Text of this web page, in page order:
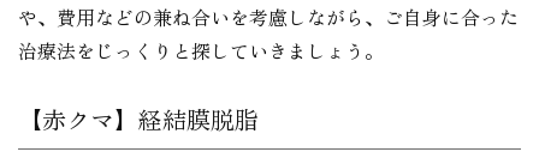
や、費用などの兼ね合いを考慮しながら、ご自身に合った
治療法をじっくりと探していきましょう。
【赤クマ】経結膜脱脂